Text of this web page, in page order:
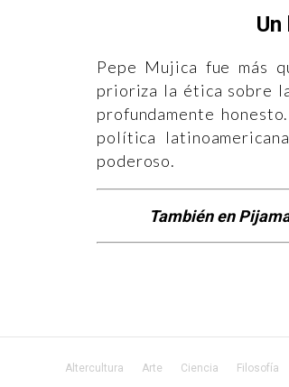
Pepe Mujica fue más
prioriza la ética sobre
profundamente
política
poderoso.
También en
Altercultura Arte Ciencia Filosofía